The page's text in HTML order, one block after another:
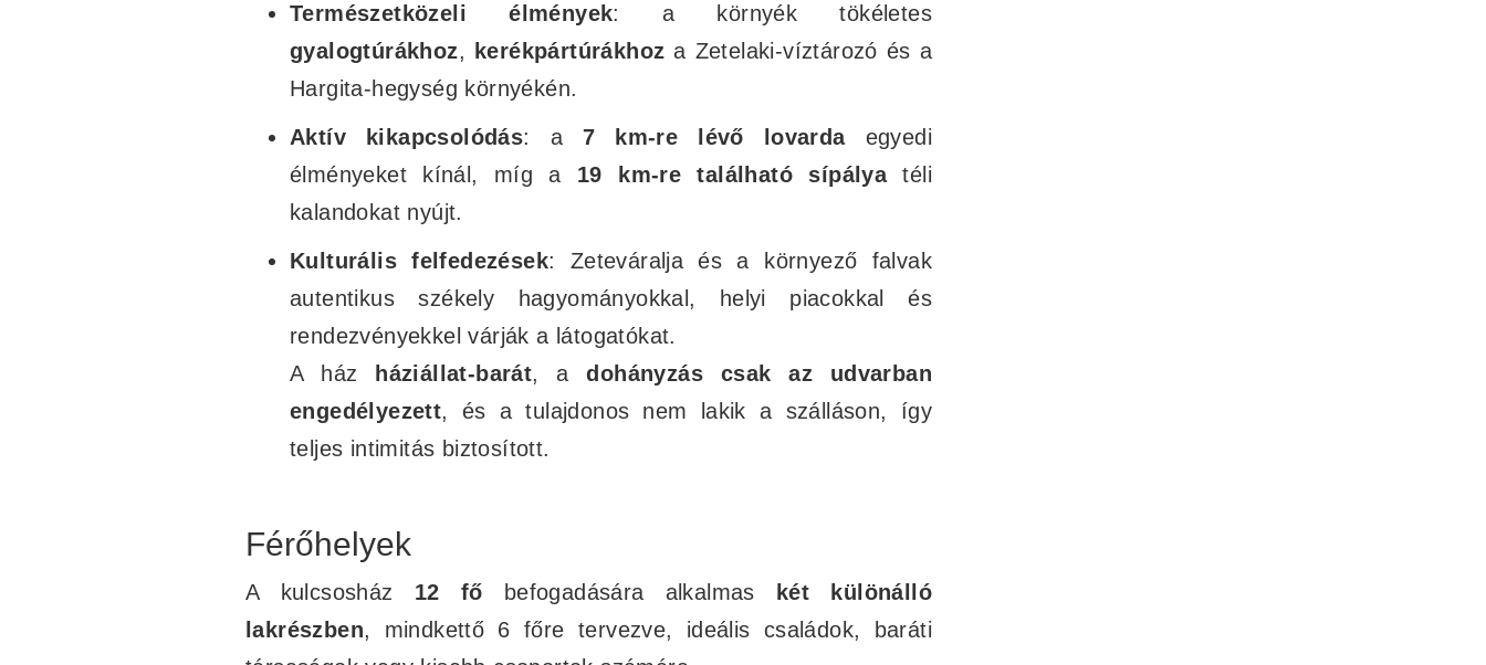
Természetközeli élmények: a környék tökéletes
gyalogtúrákhoz, kerékpártúrákhoz a Zetelaki-víztározó és a
Hargita-hegység környékén.
Aktív kikapcsolódás: a 7 km-re lévő lovardaegyedi
élményeket kínál, míg a 19 km-re található sípályatéli
kalandokat nyújt.
Kulturális felfedezések: Zeteváralja és a környező falvak
autentikus székely hagyományokkal, helyi piacokkal és
rendezvényekkel várják a látogatókat.
A ház
háziállat-barát, adohányzás csak az udvarban
engedélyezett, és a tulajdonos nem lakik a szálláson, így
teljes intimitás biztosított.
Férőhelyek
A kulcsosház 12 fő befogadására alkalmas
két különálló
lakrészben, mindkettő 6 főre tervezve, ideális családok, baráti